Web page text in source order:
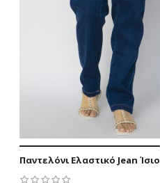
Παντελόνι Ελαστικό Jean Ίσιο